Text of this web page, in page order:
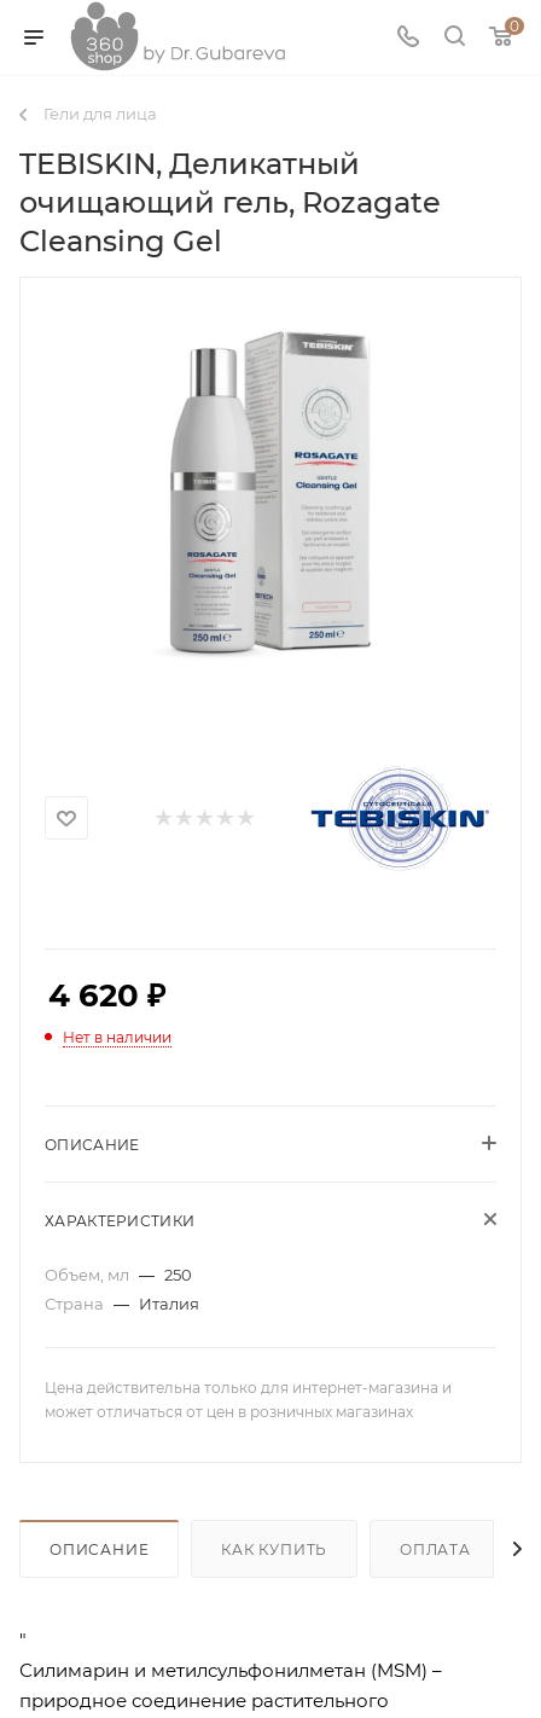
0
Гели для лица
TEBISKIN, Деликатный
очищающий гель, Rozagate
Cleansing Gel
4 620 ₽
Нет в наличии
ОПИСАНИЕ
ХАРАКТЕРИСТИКИ
Объем, мл — 250
Страна — Италия
Цена действительна только для интернет-магазина и
может отличаться от цен в розничных магазинах
ОПИСАНИЕ КАК КУПИТЬ ОПЛАТА
"
Силимарин и метилсульфонилметан (MSM) –
природное соединение растительного